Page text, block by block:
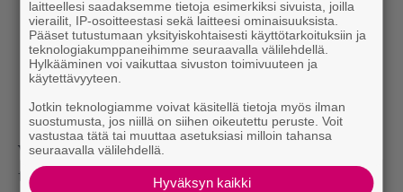
Videoteoksen ohjannut Koutaniemi kertoo, että
teoksen ajatuksena on uhmata julkisen tilan
laitteellesi saadaksemme tietoja esimerkiksi sivuista, joilla
vierailit, IP-osoitteestasi sekä laitteesi ominaisuuksista.
Pääset tutustumaan yksityiskohtaisesti käyttötarkoituksiin ja
teknologiakumppaneihimme seuraavalla välilehdellä.
Hylkääminen voi vaikuttaa sivuston toimivuuteen ja
käytettävyyteen.
Jotkin teknologiamme voivat käsitellä tietoja myös ilman
suostumusta, jos niillä on siihen oikeutettu peruste. Voit
vastustaa tätä tai muuttaa asetuksiasi milloin tahansa
seuraavalla välilehdellä.
Hyväksyn kaikki